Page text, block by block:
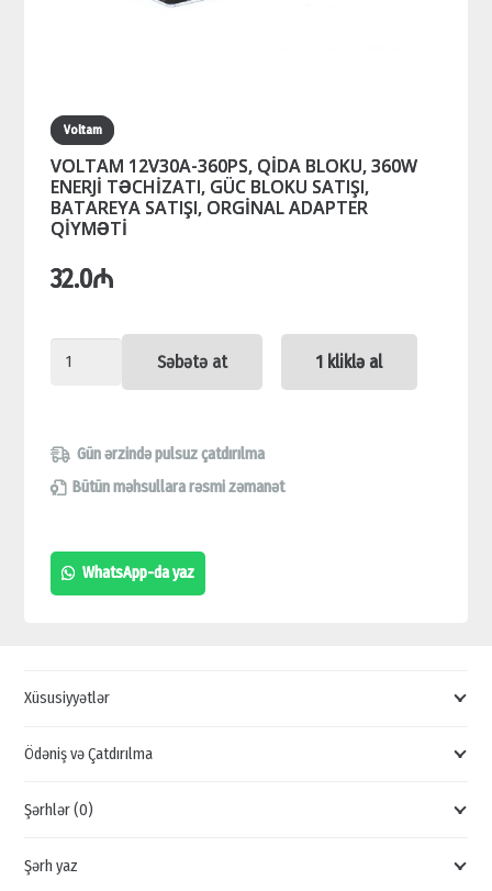
Voltam
VOLTAM 12V30A-360PS, QİDA BLOKU, 360W
ENERJİ TƏCHİZATI, GÜC BLOKU SATIŞI,
BATAREYA SATIŞI, ORGİNAL ADAPTER
QİYMƏTİ
32.0₼
VOLTAM
QİDA
BLOKU,
ENERJİ
TƏCHİZATI,
SATIŞI,
ADAPTER
quantity
Səbətə at 1 kliklə al
Gün ərzində pulsuz çatdırılma
Bütün məhsullara rəsmi zəmanət
WhatsApp-da yaz
Xüsusiyyətlər
Ödəniş və Çatdırılma
Şərhlər (0)
Şərh yaz